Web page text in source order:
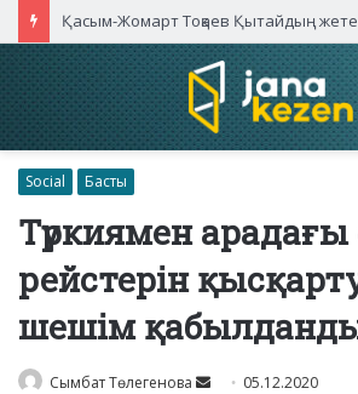
Social Басты
Түркиямен арадағы
рейстерін
шешім
Сымбат Төлегенова
Send 05.12.2020